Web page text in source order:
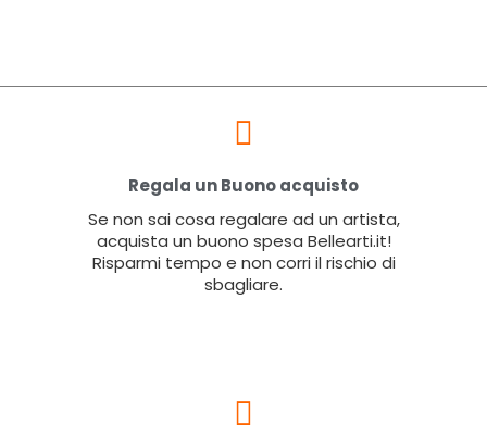
Regala un Buono acquisto
Se non sai cosa regalare ad un artista,
acquista un buono spesa Bellearti.it!
Risparmi tempo e non corri il rischio di
sbagliare.